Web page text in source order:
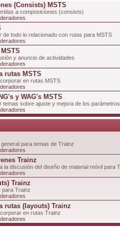
(Consists) MSTS
a composiciones (consists)
de todo lo relacionado con rutas para MSTS
y anuncio de actividades
rutas MSTS
en rutas MSTS
y WAG's MSTS
temas sobre ajuste y mejora de los
para temas de Trainz
Trainz
la discusión del diseño de material móvil para
Trainz
para Trainz
rutas (layouts) Trainz
en rutas Trainz